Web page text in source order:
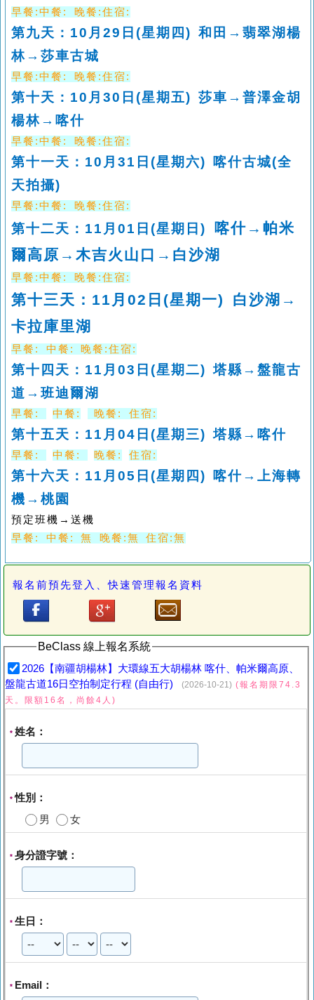
早餐 :中餐 : 晚餐 :住宿:
第九天： 10 月 29 日 (星期四 ) 和田→翡翠湖楊
林→莎車古城
早餐 :中餐 : 晚餐 :住宿:
第十天： 10 月 30 日 (星期五) 莎車→普澤金胡
楊林→喀什
早餐 :中餐 : 晚餐 :住宿:
第十一天： 10 月 31 日 (星期六) 喀什古城(全
天拍攝)
早餐 :中餐 : 晚餐 :住宿:
第十二天： 11 月 01 日 (星期日 )
喀什→帕米
爾高原→木吉火山口→白沙湖
早餐 :中餐 : 晚餐 :住宿:
第十三天： 11月 02 日 (星期一) 白沙湖→
卡拉庫里湖
早餐 : 中餐 :晚餐 :住宿:
第十四天： 11 月 03 日 (星期二) 塔縣→盤龍古
道→班迪爾湖
早餐 : 中餐 : 晚餐 : 住宿:
第十五天： 11 月 04 日 (星期三) 塔縣→喀什
早餐 : 中餐 : 晚餐 : 住宿:
第十六天： 11 月 05 日 (星期四 ) 喀什→上海轉
機→桃園
預定班機→送機
早餐 : 中餐 :無 晚餐 :無 住宿:無
報名前預先登入、快速管理報名資料
BeClass 線上報名系統
2026【南疆胡楊林】大環線五大胡楊林 喀什、帕米爾高原、
盤龍古道16日空拍制定行程 (自由行)
(2026-10-21) (報名期限74.3
天。限額16名，尚餘4人)
* 姓名：
*性別：
男
女
* 身分證字號：
* 生日：
* Email：